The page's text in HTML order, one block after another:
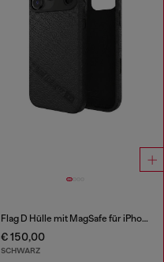
Flag D Hülle mit MagSafe für iPhone 17 Pro
€ 150,00
SCHWARZ